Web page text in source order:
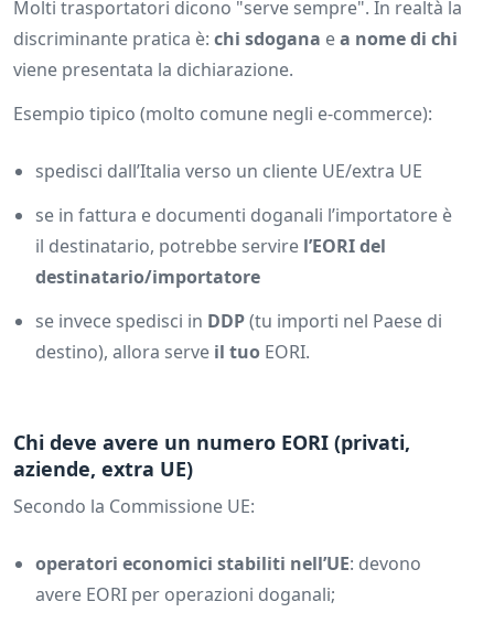
Molti trasportatori dicono "serve sempre". In realtà la
discriminante pratica è: chi sdogana ea nome di chi
viene presentata la dichiarazione.
Esempio tipico (molto comune negli e-commerce):
spedisci dall’Italia verso un cliente UE/extra UE
se in fattura e documenti doganali l’importatore è
il destinatario, potrebbe servire l’EORI del
destinatario/importatore
se invece spedisci in DDP(tu importi nel Paese di
destino), allora serve il tuo EORI.
Chi deve avere un numero EORI (privati,
aziende, extra UE)
Secondo la Commissione UE:
operatori economici stabiliti nell’UE: devono
avere EORI per operazioni doganali;